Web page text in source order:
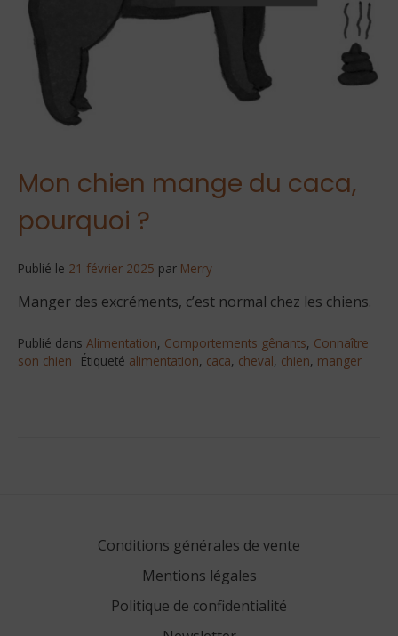
Mon chien mange du caca,
pourquoi ?
Publié le 21 février 2025 par Merry
Manger des excréments, c’est normal chez les chiens.
Publié dans Alimentation, Comportements gênants, Connaître
son chien
Étiqueté alimentation, caca, cheval, chien, manger
Conditions générales de vente
Mentions légales
Politique de confidentialité